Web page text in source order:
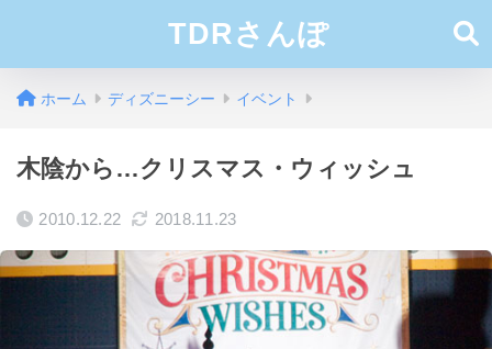
TDRさんぽ
ホーム ディズニーシー イベント
木陰から…クリスマス・ウィッシュ
2010.12.22 2018.11.23